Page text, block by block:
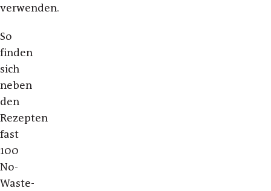
verwenden.
So
finden
sich
neben
den
Rezepten
fast
100
No-
Waste-